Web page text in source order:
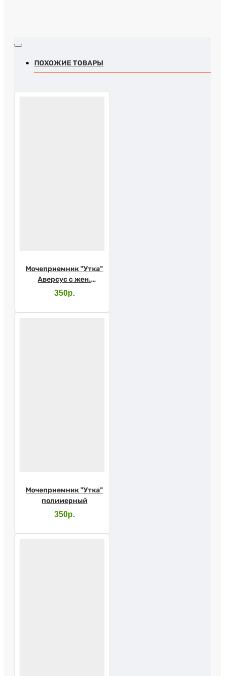
ПОХОЖИЕ ТОВАРЫ
Мочеприемник "Утка"
Аверсус с жен.
насадкой
350р.
Мочеприемник "Утка"
полимерный
350р.